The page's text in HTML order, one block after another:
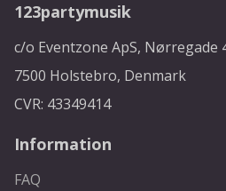
123partymusik
c/o Eventzone ApS, Nørregade
7500 Holstebro, Denmark
CVR: 43349414
Information
FAQ